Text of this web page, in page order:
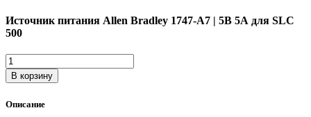
Источник питания Allen Bradley 1747-A7 | 5В 5А для SLC
500
Количество
товара
Источник
Allen
В корзину
Описание